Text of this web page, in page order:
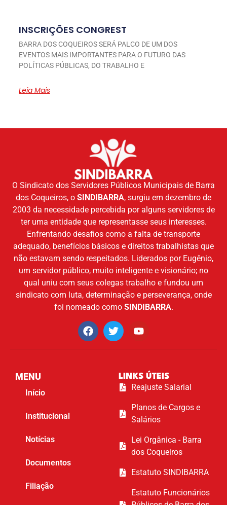
INSCRIÇÕES CONGREST
BARRA DOS COQUEIROS SERÁ PALCO DE UM DOS
EVENTOS MAIS IMPORTANTES PARA O FUTURO DAS
POLÍTICAS PÚBLICAS, DO TRABALHO E
Leia Mais
O Sindicato dos Servidores Públicos Municipais de Barra
dos Coqueiros, o SINDIBARRA, surgiu em dezembro de
2003 da necessidade percebida por alguns servidores de
ter uma entidade que representasse seus interesses.
Enfrentando desafios como a falta de transporte
adequado, benefícios básicos e direitos trabalhistas que
não estavam sendo respeitados. Liderados por Eugênio,
um servidor público, muito inteligente e visionário; no
qual uniu com seus colegas trabalho e fundou um
sindicato com luta, determinação e perseverança, onde
foi nomeado como SINDIBARRA.
MENU
Início
Institucional
Notícias
Documentos
Filiação
LINKS ÚTEIS
Reajuste Salarial
Planos de Cargos e
Salários
Lei Orgânica - Barra
dos Coqueiros
Estatuto SINDIBARRA
Estatuto Funcionários